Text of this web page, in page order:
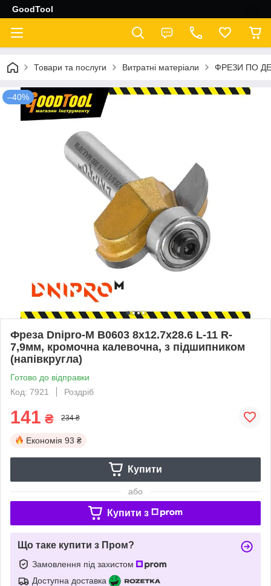
GoodTool
Товари та послуги Витратні матеріали ФРЕЗИ ПО
–40%
Фреза Dnipro-M В0603 8x12.7х28.6 L-11 R-
7,9мм, кромочна калевочна, з підшипником
(напівкругла)
Готово до відправки
Код: 7921
Роздріб
141 ₴ 234 ₴
Економія 93 ₴
Купити
або
Купити з
Що таке купити з Пром?
Замовлення під захистом
Доступна доставка